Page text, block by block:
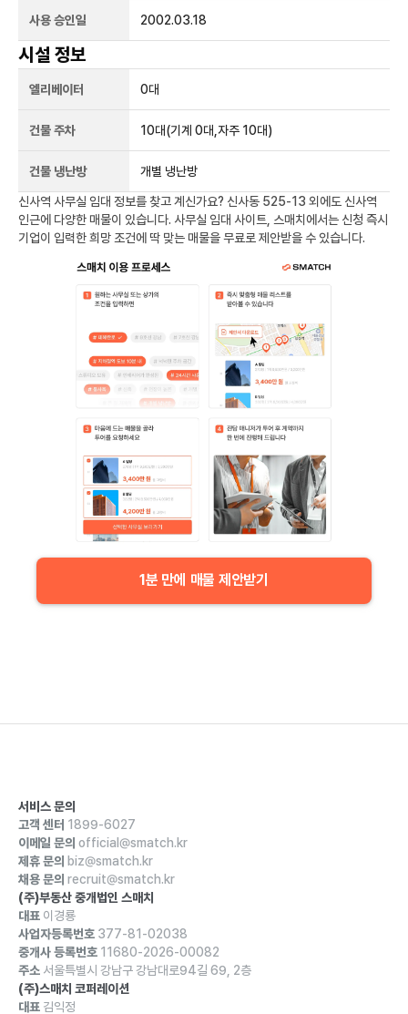
사용 승인일 2002.03.18
시설 정보
엘리베이터 0대
건물 주차 10대(기계 0대,자주 10대)
건물 냉난방 개별 냉난방
신사역 사무실 임대 정보를 찾고 계신가요? 신사동 525-13 외에도 신사역
인근에 다양한 매물이 있습니다. 사무실 임대 사이트, 스매치에서는 신청 즉시
기업이 입력한 희망 조건에 딱 맞는 매물을 무료로 제안받을 수 있습니다.
1분 만에 매물 제안받기
서비스 문의
고객 센터 1899-6027
이메일 문의 official@smatch.kr
제휴 문의 biz@smatch.kr
채용 문의 recruit@smatch.kr
(주)부동산 중개법인 스매치
대표 이경룡
사업자등록번호 377-81-02038
중개사 등록번호 11680-2026-00082
주소 서울특별시 강남구 강남대로94길 69, 2층
(주)스매치 코퍼레이션
대표 김익정